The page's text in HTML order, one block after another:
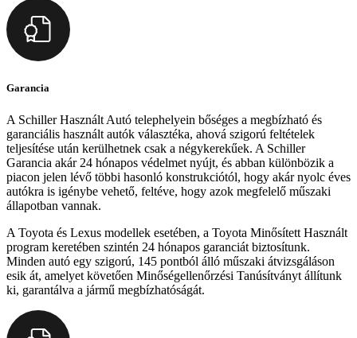
Garancia
A Schiller Használt Autó telephelyein bőséges a megbízható és
garanciális használt autók választéka, ahová szigorú feltételek
teljesítése után kerülhetnek csak a négykerekűek. A Schiller
Garancia akár 24 hónapos védelmet nyújt, és abban különbözik a
piacon jelen lévő többi hasonló konstrukciótól, hogy akár nyolc éves
autókra is igénybe vehető, feltéve, hogy azok megfelelő műszaki
állapotban vannak.
A Toyota és Lexus modellek esetében, a Toyota Minősített Használt
program keretében szintén 24 hónapos garanciát biztosítunk.
Minden autó egy szigorú, 145 pontból álló műszaki átvizsgáláson
esik át, amelyet követően Minőségellenőrzési Tanúsítványt állítunk
ki, garantálva a jármű megbízhatóságát.